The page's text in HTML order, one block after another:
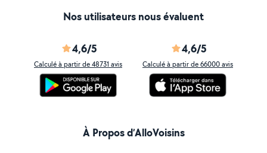
Nos utilisateurs nous évaluent
4,6/5
Calculé à partir de 48731 avis
4,6/5
Calculé à partir de 66000 avis
À Propos d’AlloVoisins